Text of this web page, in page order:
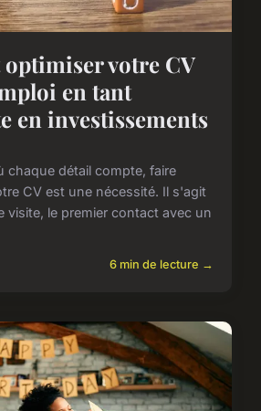
votre CV
en tant
en investissements
chaque détail compte, faire
CV est une nécessité. Il s'agit
visite, le premier contact avec un
6 min de lecture →